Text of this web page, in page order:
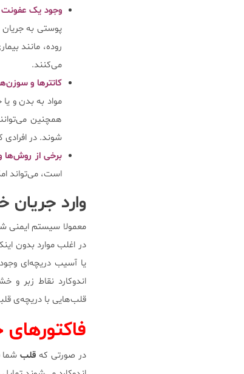
وجود یک عفونت
پوستی به جریان
می‌کنند.
کاتتر‌ها و
مواد به بدن و
همچنین
شوند. در
برخی از روش‌ها
است، می‌تواند
وارد
معمولا سیستم ایمنی
در اغلب موارد بدون
یا آسیب دریچه‌ای
اندوکارد نقاط زبر و
قلب‌هایی با دریچه‌ی
در صورتی که قلبشما